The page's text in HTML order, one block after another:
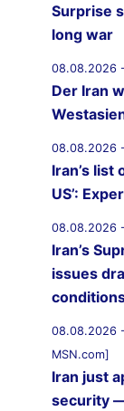
Surprise
long war
08.08.2026
Der Iran
08.08.2026
Iran’s list
US’:
08.08.2026
Iran’s
issues
08.08.2026
MSN.com]
Iran just
security